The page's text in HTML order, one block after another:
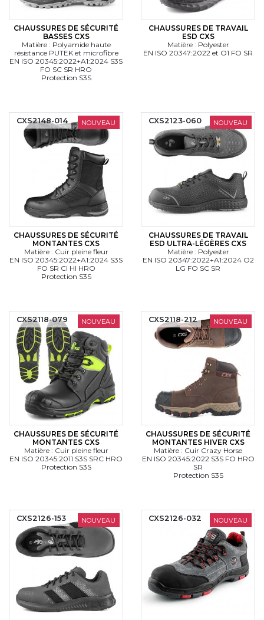
CHAUSSURES DE SÉCURITÉ
BASSES CXS
Matière : Polyamide haute
résistance PUTEK et microfibre
EN ISO 20345:2022+A1:2024 S3S
FO SC SR HRO
Protection S3S
CHAUSSURES DE TRAVAIL
ESD CXS
Matière : Polyester
EN ISO 20347:2022 et O1 FO SR
NOUVEAU
CHAUSSURES DE SÉCURITÉ
MONTANTES CXS
Matière : Cuir pleine fleur
EN ISO 20345:2022+A1:2024 S3S
FO SR CI HI HRO
Protection S3S
CXS2148-014 NOUVEAU
CHAUSSURES DE TRAVAIL
ESD ULTRA-LÉGÈRES CXS
Matière : Polyester
EN ISO 20347:2022+A1:2024 O2
LG FO SC SR
CXS2123-060
NOUVEAU
CHAUSSURES DE SÉCURITÉ
MONTANTES CXS
Matière : Cuir pleine fleur
EN ISO 20345:2011 S3S SRC HRO
Protection S3S
CXS2118-079 NOUVEAU
CHAUSSURES DE SÉCURITÉ
MONTANTES HIVER CXS
Matière : Cuir Crazy Horse
EN ISO 20345:2022 S3S FO HRO
SR
Protection S3S
CXS2118-212
NOUVEAU
CXS2126-153 NOUVEAU
CXS2126-032